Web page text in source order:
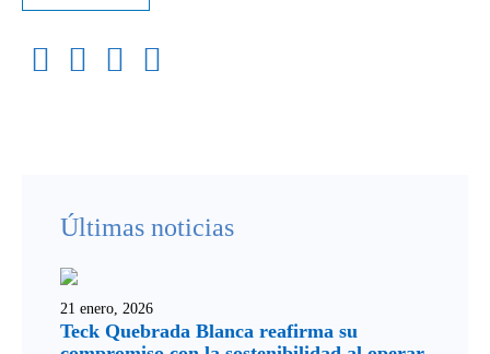
Últimas noticias
21 enero, 2026
Teck Quebrada Blanca reafirma su